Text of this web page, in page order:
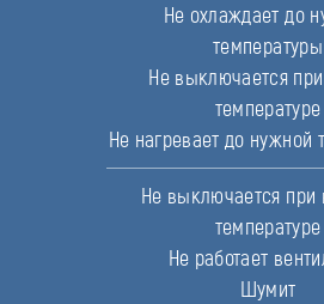
Не охлаждает до
температуры
Не выключается
температуре
Не нагревает до нужной
Не выключается при
температуре
Не работает
Шумит